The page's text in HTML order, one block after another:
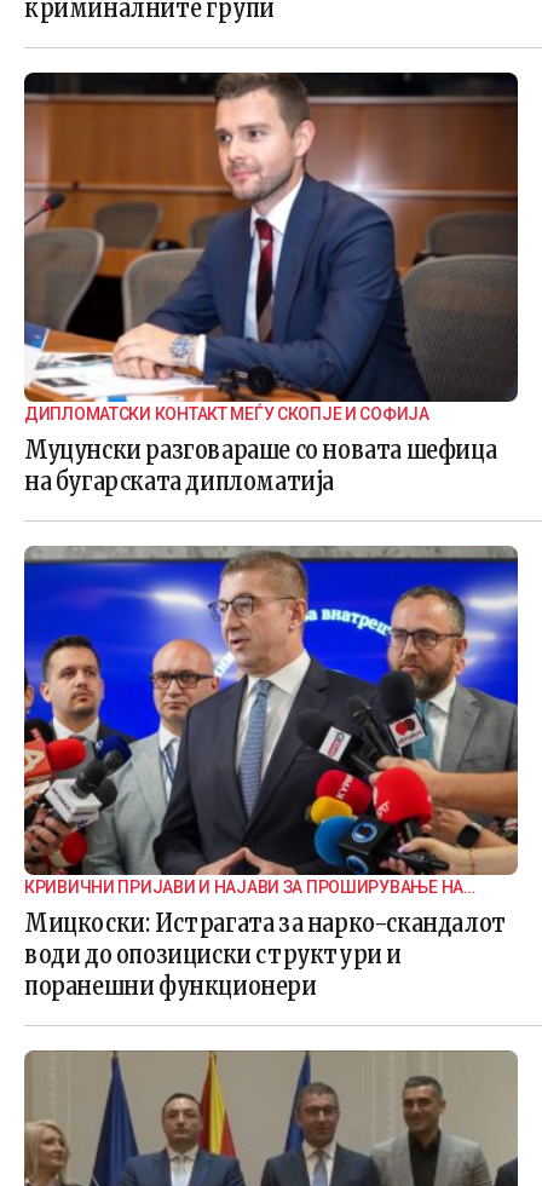
криминалните групи
ДИПЛОМАТСКИ КОНТАКТ МЕЃУ СКОПЈЕ И СОФИЈА
Муцунски разговараше со новата шефица
на бугарската дипломатија
КРИВИЧНИ ПРИЈАВИ И НАЈАВИ ЗА ПРОШИРУВАЊЕ НА
ИСТРАГАТА
Мицкоски: Истрагата за нарко-скандалот
води до опозициски структури и
поранешни функционери